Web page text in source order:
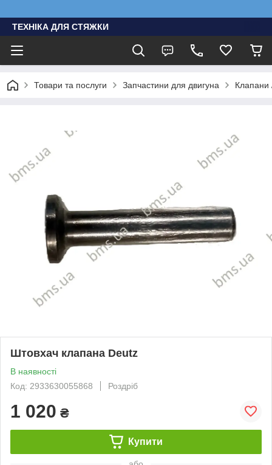
ТЕХНІКА ДЛЯ СТЯЖКИ
Товари та послуги Запчастини для двигуна Клапани
Штовхач клапана Deutz
В наявності
Код: 2933630055868
Роздріб
1 020 ₴
Купити